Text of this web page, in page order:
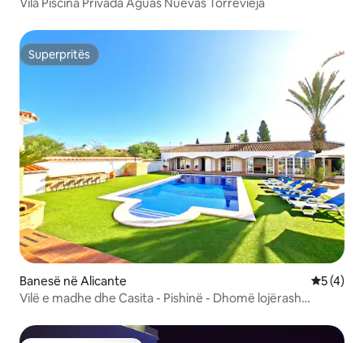
Vila Piscina Privada Aguas Nuevas Torrevieja
Superpritës
Superpritës
Banesë në Alicante
5 (4)
Vilë e madhe dhe Casita - Pishinë - Dhomë lojërash